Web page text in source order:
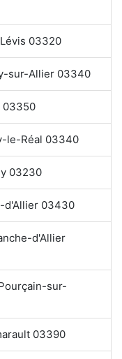
03320
sur-Allier 03340
03350
le-Réal 03340
03230
d'Allier 03430
d'Allier
sur-
03390